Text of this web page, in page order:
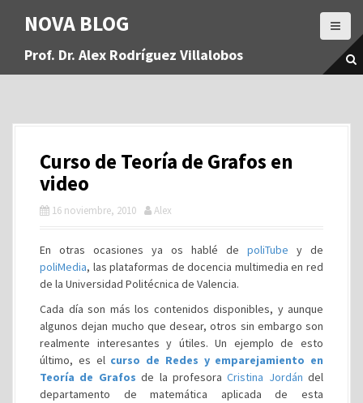
a
NOVA BLOG
Prof. Dr. Alex Rodríguez Villalobos
Curso de Teoría de Grafos en
video
16 noviembre, 2010 Alex
En otras ocasiones ya os hablé de poliTube y de
poliMedia, las plataformas de docencia multimedia en red
de la Universidad Politécnica de Valencia.
Cada día son más los contenidos disponibles, y aunque
algunos dejan mucho que desear, otros sin embargo son
realmente interesantes y útiles. Un ejemplo de esto
último, es el curso de Redes y emparejamiento en
Teoría de Grafos de la profesoraCristina Jordán del
departamento de matemática aplicada de esta